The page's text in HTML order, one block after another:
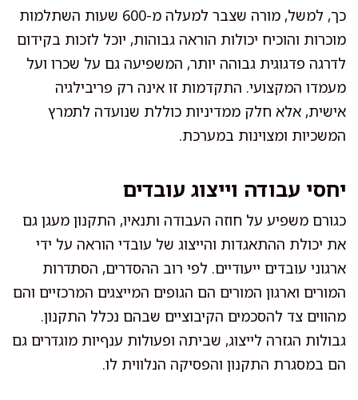
כך, למשל, מורה שצבר למעלה מ-600 שעות השתלמות
מוכרות והוכיח יכולות הוראה גבוהות, יוכל לזכות בקידום
לדרגה פדגוגית גבוהה יותר, המשפיעה גם על שכרו ועל
מעמדו המקצועי. התקדמות זו אינה רק פריבילגיה
אישית, אלא חלק ממדיניות כוללת שנועדה לתמרץ
המשכיות ומצוינות במערכת.
יחסי עבודה וייצוג עובדים
כגורם משפיע על חוזה העבודה ותנאיו, התקנון מעגן גם
את יכולת ההתאגדות והייצוג של עובדי הוראה על ידי
ארגוני עובדים ייעודיים. לפי רוב ההסדרים, הסתדרות
המורים וארגון המורים הם הגופים המייצגים המרכזיים והם
מהווים צד להסכמים הקיבוציים שבהם נכלל התקנון.
גבולות הגזרה לייצוג, שביתה ופעולות ענףיות מוגדרים גם
הם במסגרת התקנון והפסיקה הנלווית לו.